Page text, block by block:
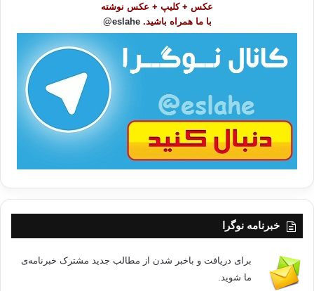
عکس + کلیپ + عکس نوشته
با ما همراه باشید. eslahe@
خبرنامه نوگرا
برای دریافت و باخبر شدن از مطالب جدید مشترک خبرنامه‌ی
ما شوید.